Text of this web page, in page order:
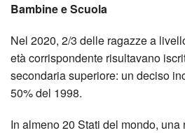
Bambine e Scuola
Nel 2020, 2/3 delle ragazze a
età corrispondente risultavano
secondaria superiore: un deciso
50% del 1998.
In almeno 20 Stati del mondo,